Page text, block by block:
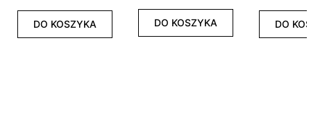
DO KOSZYKA DO KOSZYKA DO